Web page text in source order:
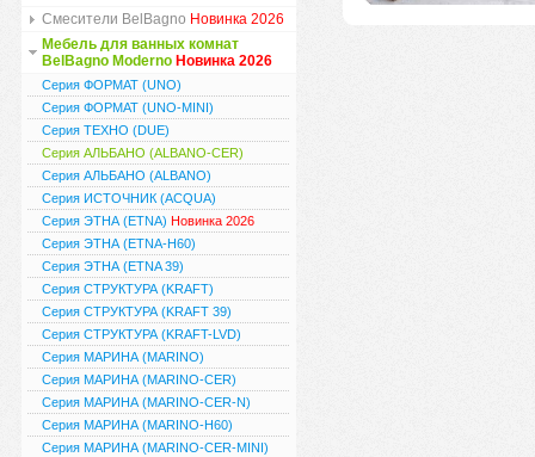
Смесители BelBagno Новинка 2026
Мебель для ванных комнат
BelBagno Moderno Новинка 2026
Серия ФОРМАТ (UNO)
Серия ФОРМАТ (UNO-MINI)
Серия ТЕХНО (DUE)
Серия АЛЬБАНО (ALBANO-CER)
Серия АЛЬБАНО (ALBANO)
Серия ИСТОЧНИК (ACQUA)
Серия ЭТНА (ETNA) Новинка 2026
Серия ЭТНА (ETNA-H60)
Серия ЭТНА (ETNA 39)
Серия СТРУКТУРА (KRAFT)
Серия СТРУКТУРА (KRAFT 39)
Серия СТРУКТУРА (KRAFT-LVD)
Серия МАРИНА (MARINO)
Серия МАРИНА (MARINO-CER)
Серия МАРИНА (MARINO-CER-N)
Серия МАРИНА (MARINO-H60)
Серия МАРИНА (MARINO-CER-MINI)